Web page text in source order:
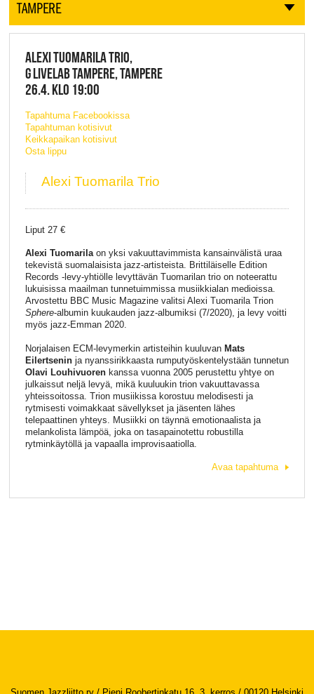
TAMPERE
ALEXI TUOMARILA TRIO,
G LIVELAB TAMPERE, TAMPERE
26.4. KLO 19:00
Tapahtuma Facebookissa
Tapahtuman kotisivut
Keikkapaikan kotisivut
Osta lippu
Alexi Tuomarila Trio
Liput 27 €
Alexi Tuomarilaon yksi vakuuttavimmista kansainvälistä uraa
tekevistä suomalaisista jazz-artisteista. Brittiläiselle Edition
Records -levy-yhtiölle levyttävän Tuomarilan trio on noteerattu
lukuisissa maailman tunnetuimmissa musiikkialan medioissa.
Arvostettu BBC Music Magazine valitsi Alexi Tuomarila Trion
Sphere-albumin kuukauden jazz-albumiksi (7/2020), ja levy voitti
myös jazz-Emman 2020.
Norjalaisen ECM-levymerkin artisteihin kuuluvan Mats
Eilertseninja nyanssirikkaasta rumputyöskentelystään tunnetun
Olavi Louhivuorenkanssa vuonna 2005 perustettu yhtye on
julkaissut neljä levyä, mikä kuuluukin trion vakuuttavassa
yhteissoitossa. Trion musiikissa korostuu melodisesti ja
rytmisesti voimakkaat sävellykset ja jäsenten lähes
telepaattinen yhteys. Musiikki on täynnä emotionaalista ja
melankolista lämpöä, joka on tasapainotettu robustilla
rytminkäytöllä ja vapaalla improvisaatiolla.
Avaa tapahtuma